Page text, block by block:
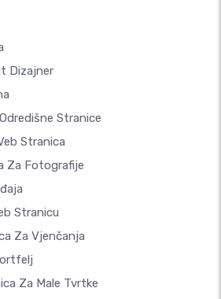
Dizajner
Stranice
Stranica
Za Fotografije
Stranicu
Za Vjenčanja
Za Male Tvrtke